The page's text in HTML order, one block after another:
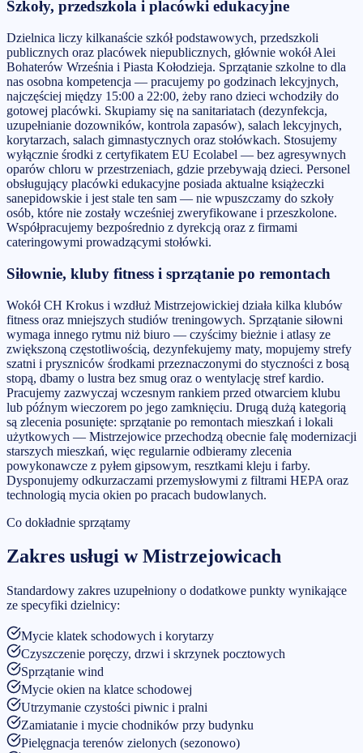
Szkoły, przedszkola i placówki edukacyjne
Dzielnica liczy kilkanaście szkół podstawowych, przedszkoli
publicznych oraz placówek niepublicznych, głównie wokół Alei
Bohaterów Września i Piasta Kołodzieja. Sprzątanie szkolne to dla
nas osobna kompetencja — pracujemy po godzinach lekcyjnych,
najczęściej między 15:00 a 22:00, żeby rano dzieci wchodziły do
gotowej placówki. Skupiamy się na sanitariatach (dezynfekcja,
uzupełnianie dozowników, kontrola zapasów), salach lekcyjnych,
korytarzach, salach gimnastycznych oraz stołówkach. Stosujemy
wyłącznie środki z certyfikatem EU Ecolabel — bez agresywnych
oparów chloru w przestrzeniach, gdzie przebywają dzieci. Personel
obsługujący placówki edukacyjne posiada aktualne książeczki
sanepidowskie i jest stale ten sam — nie wpuszczamy do szkoły
osób, które nie zostały wcześniej zweryfikowane i przeszkolone.
Współpracujemy bezpośrednio z dyrekcją oraz z firmami
cateringowymi prowadzącymi stołówki.
Siłownie, kluby fitness i sprzątanie po remontach
Wokół CH Krokus i wzdłuż Mistrzejowickiej działa kilka klubów
fitness oraz mniejszych studiów treningowych. Sprzątanie siłowni
wymaga innego rytmu niż biuro — czyścimy bieżnie i atlasy ze
zwiększoną częstotliwością, dezynfekujemy maty, mopujemy strefy
szatni i pryszniców środkami przeznaczonymi do styczności z bosą
stopą, dbamy o lustra bez smug oraz o wentylację stref kardio.
Pracujemy zazwyczaj wczesnym rankiem przed otwarciem klubu
lub późnym wieczorem po jego zamknięciu. Drugą dużą kategorią
są zlecenia posunięte: sprzątanie po remontach mieszkań i lokali
użytkowych — Mistrzejowice przechodzą obecnie falę modernizacji
starszych mieszkań, więc regularnie odbieramy zlecenia
powykonawcze z pyłem gipsowym, resztkami kleju i farby.
Dysponujemy odkurzaczami przemysłowymi z filtrami HEPA oraz
technologią mycia okien po pracach budowlanych.
Co dokładnie sprzątamy
Zakres usługi wMistrzejowicach
Standardowy zakres uzupełniony o dodatkowe punkty wynikające
ze specyfiki dzielnicy:
Mycie klatek schodowych i korytarzy
Czyszczenie poręczy, drzwi i skrzynek pocztowych
Sprzątanie wind
Mycie okien na klatce schodowej
Utrzymanie czystości piwnic i pralni
Zamiatanie i mycie chodników przy budynku
Pielęgnacja terenów zielonych (sezonowo)